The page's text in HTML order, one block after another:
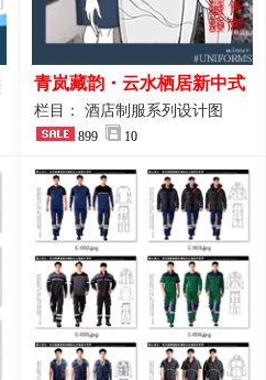
青岚藏韵・云水栖居新中式
酒店全岗位制服设计原创作
品图
栏目： 酒店制服系列设计图
899 10